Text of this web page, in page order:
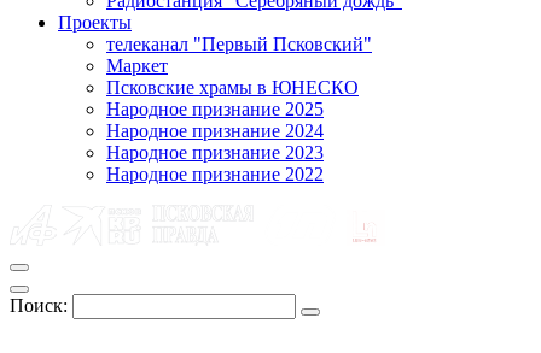
Проекты
телеканал "Первый Псковский"
Маркет
Псковские храмы в ЮНЕСКО
Народное признание 2025
Народное признание 2024
Народное признание 2023
Народное признание 2022
Поиск: